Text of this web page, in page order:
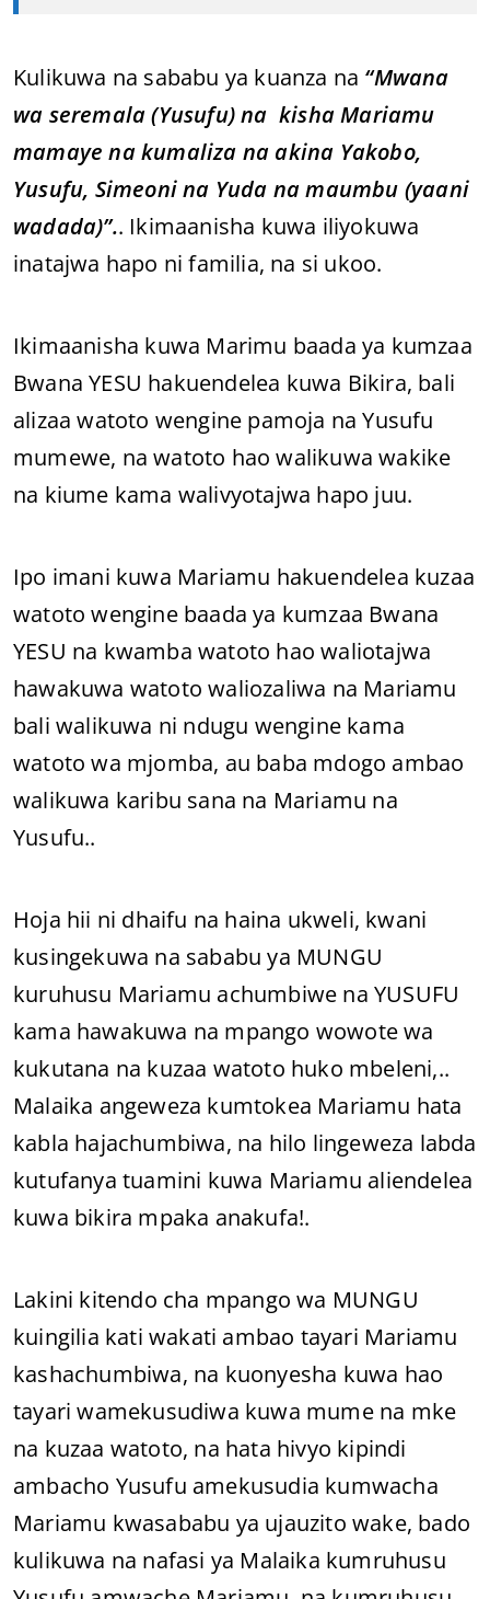
Kulikuwa na sababu ya kuanza na “Mwana
wa seremala (Yusufu) na kisha Mariamu
mamaye na kumaliza na akina Yakobo,
Yusufu, Simeoni na Yuda na maumbu (yaani
wadada)”.. Ikimaanisha kuwa iliyokuwa
inatajwa hapo ni familia, na si ukoo.
Ikimaanisha kuwa Marimu baada ya kumzaa
Bwana YESU hakuendelea kuwa Bikira, bali
alizaa watoto wengine pamoja na Yusufu
mumewe, na watoto hao walikuwa wakike
na kiume kama walivyotajwa hapo juu.
Ipo imani kuwa Mariamu hakuendelea kuzaa
watoto wengine baada ya kumzaa Bwana
YESU na kwamba watoto hao waliotajwa
hawakuwa watoto waliozaliwa na Mariamu
bali walikuwa ni ndugu wengine kama
watoto wa mjomba, au baba mdogo ambao
walikuwa karibu sana na Mariamu na
Yusufu..
Hoja hii ni dhaifu na haina ukweli, kwani
kusingekuwa na sababu ya MUNGU
kuruhusu Mariamu achumbiwe na YUSUFU
kama hawakuwa na mpango wowote wa
kukutana na kuzaa watoto huko mbeleni,..
Malaika angeweza kumtokea Mariamu hata
kabla hajachumbiwa, na hilo lingeweza labda
kutufanya tuamini kuwa Mariamu aliendelea
kuwa bikira mpaka anakufa!.
Lakini kitendo cha mpango wa MUNGU
kuingilia kati wakati ambao tayari Mariamu
kashachumbiwa, na kuonyesha kuwa hao
tayari wamekusudiwa kuwa mume na mke
na kuzaa watoto, na hata hivyo kipindi
ambacho Yusufu amekusudia kumwacha
Mariamu kwasababu ya ujauzito wake, bado
kulikuwa na nafasi ya Malaika kumruhusu